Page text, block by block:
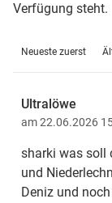
Verfügung steht.
Neueste zuerst
Ultralöwe
am 22.06.2026
sharki was soll
und
Deniz und